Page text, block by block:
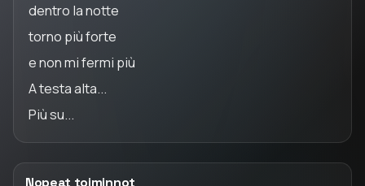
Nopeat toiminnot
dentro la notte
torno più forte
e non mi fermi più
A testa alta...
Più su...